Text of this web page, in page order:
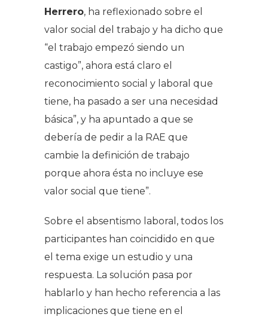
Herrero, ha reflexionado sobre el
valor social del trabajo y ha dicho que
“el trabajo empezó siendo un
castigo”, ahora está claro el
reconocimiento social y laboral que
tiene, ha pasado a ser una necesidad
básica”, y ha apuntado a que se
debería de pedir a la RAE que
cambie la definición de trabajo
porque ahora ésta no incluye ese
valor social que tiene”.
Sobre el absentismo laboral, todos los
participantes han coincidido en que
el tema exige un estudio y una
respuesta. La solución pasa por
hablarlo y han hecho referencia a las
implicaciones que tiene en el